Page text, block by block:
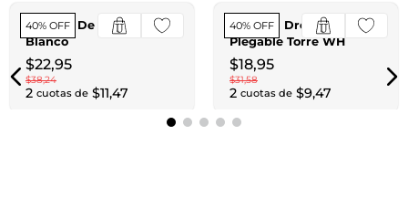
40% OFF
Soporte De Vidrio Tosca
Blanco
$22,95
$38,24
2 cuotas de $11,47
40% OFF
Bandeja Drenadora
Plegable Torre WH
$18,95
$31,58
2 cuotas de $9,47